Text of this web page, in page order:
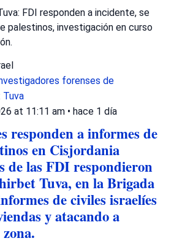
FDI responden a incidente, se
palestinos, investigación en curso
forenses de
Tuva
at 11:11 am • hace 1 día
responden a informes de
en Cisjordania
de las FDI respondieron
Tuva, en la Brigada
de civiles israelíes
y atacando a